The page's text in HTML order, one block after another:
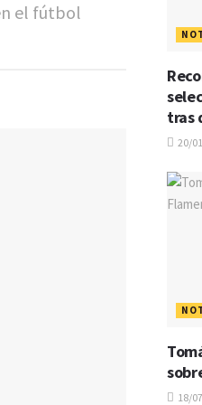
el fútbol
tras
20/
18/